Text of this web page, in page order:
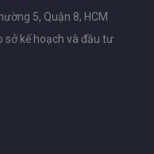
5, Quận 8, HCM
sở kế hoạch và đầu tư